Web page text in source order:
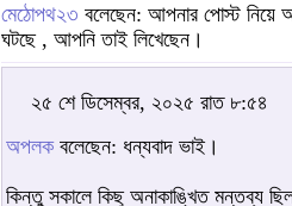
মেঠোপথ২৩ বলেছেন: আপনার পোস্ট নিয়ে
ঘটছে , আপনি তাই লিখেছেন।
২৫ শে ডিসেম্বর, ২০২৫ রাত ৮:৫৪
অপলক বলেছেন: ধন্যবাদ ভাই।
কিন্তু সকালে কিছু অনাকাঙ্খিত মন্তব্য ছিল,